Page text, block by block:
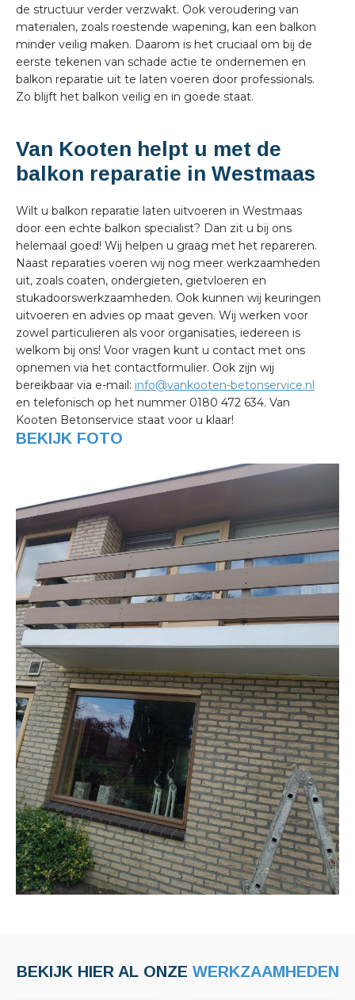
de structuur verder verzwakt. Ook veroudering van
materialen, zoals roestende wapening, kan een balkon
minder veilig maken. Daarom is het cruciaal om bij de
eerste tekenen van schade actie te ondernemen en
balkon reparatie uit te laten voeren door professionals.
Zo blijft het balkon veilig en in goede staat.
Van Kooten helpt u met de
balkon reparatie in Westmaas
Wilt u balkon reparatie laten uitvoeren in Westmaas
door een echte balkon specialist? Dan zit u bij ons
helemaal goed! Wij helpen u graag met het repareren.
Naast reparaties voeren wij nog meer werkzaamheden
uit, zoals coaten, ondergieten, gietvloeren en
stukadoorswerkzaamheden. Ook kunnen wij keuringen
uitvoeren en advies op maat geven. Wij werken voor
zowel particulieren als voor organisaties, iedereen is
welkom bij ons! Voor vragen kunt u contact met ons
opnemen via het contactformulier. Ook zijn wij
bereikbaar via e-mail: info@vankooten-betonservice.nl
en telefonisch op het nummer 0180 472 634. Van
Kooten Betonservice staat voor u klaar!
BEKIJK FOTO
BEKIJK HIER AL ONZE WERKZAAMHEDEN